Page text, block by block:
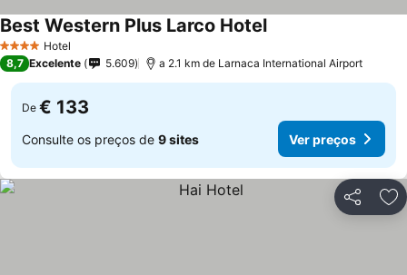
4 EstrelasHotel
Best Western Plus Larco HotelVer preços
8,7 Excelente 5.609 a 2.1 km de Larnaca International Airport
De € 133
Consulte os preços de 9 sites Ver preços
Partilhar